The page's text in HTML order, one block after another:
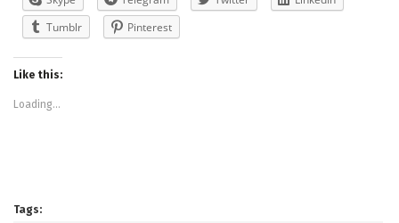
Tumblr
Pinterest
Like this:
Loading...
Tags: